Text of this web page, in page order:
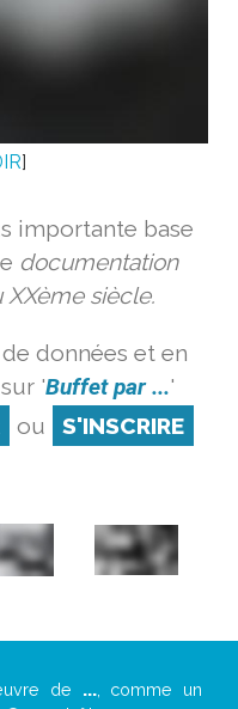
]
importante base
documentation
siècle.
données et en
'Buffet par ...'
ou S'INSCRIRE
de ..., comme un